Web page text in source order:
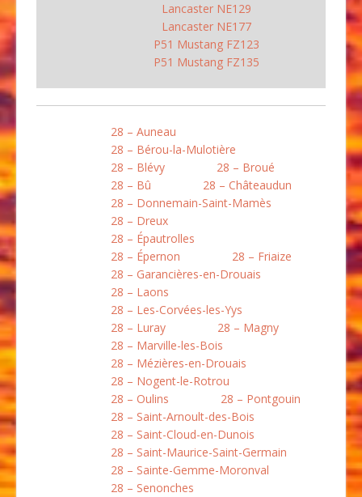
Lancaster NE129
Lancaster NE177
P51 Mustang FZ123
P51 Mustang FZ135
28 – Auneau
28 – Bérou-la-Mulotière
28 – Blévy
28 – Broué
28 – Bû
28 – Châteaudun
28 – Donnemain-Saint-Mamès
28 – Dreux
28 – Épautrolles
28 – Épernon
28 – Friaize
28 – Garancières-en-Drouais
28 – Laons
28 – Les-Corvées-les-Yys
28 – Luray
28 – Magny
28 – Marville-les-Bois
28 – Mézières-en-Drouais
28 – Nogent-le-Rotrou
28 – Oulins
28 – Pontgouin
28 – Saint-Arnoult-des-Bois
28 – Saint-Cloud-en-Dunois
28 – Saint-Maurice-Saint-Germain
28 – Sainte-Gemme-Moronval
28 – Senonches